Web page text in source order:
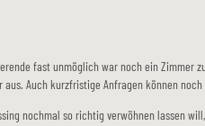
fast unmöglich war noch ein Zimmer
aus. Auch kurzfristige Anfragen können
nochmal so richtig verwöhnen lassen